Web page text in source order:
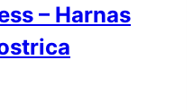
– Harnas